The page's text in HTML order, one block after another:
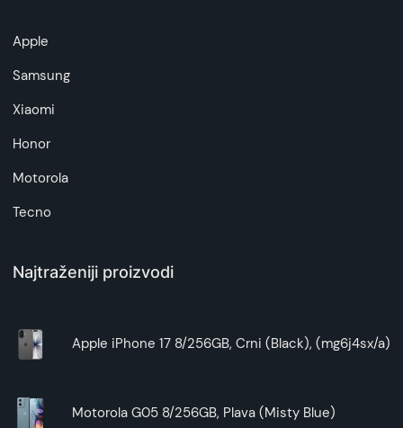
Apple
Samsung
Xiaomi
Honor
Motorola
Tecno
Najtraženiji proizvodi
Apple iPhone 17 8/256GB, Crni (Black), (mg6j4sx/a)
Motorola G05 8/256GB, Plava (Misty Blue)